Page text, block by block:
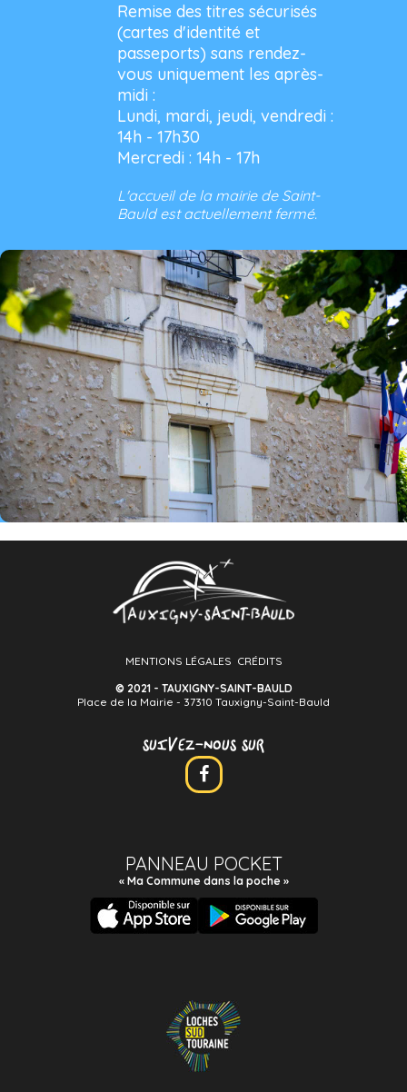
Remise des titres sécurisés
(cartes d'identité et
passeports) sans rendez-
vous uniquement les après-
midi :
Lundi, mardi, jeudi, vendredi :
14h - 17h30
Mercredi : 14h - 17h
L'accueil de la mairie de Saint-
Bauld est actuellement fermé.
MENTIONS LÉGALES CRÉDITS
© 2021 - TAUXIGNY-SAINT-BAULD
Place de la Mairie - 37310 Tauxigny-Saint-Bauld
SUIVEZ-NOUS SUR
PANNEAU POCKET
« Ma Commune dans la poche »